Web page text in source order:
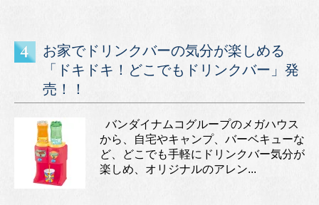
お家でドリンクバーの気分が楽しめる
「ドキドキ！どこでもドリンクバー」発
売！！
バンダイナムコグループのメガハウス
から、自宅やキャンプ、バーベキューな
ど、どこでも手軽にドリンクバー気分が
楽しめ、オリジナルのアレン...